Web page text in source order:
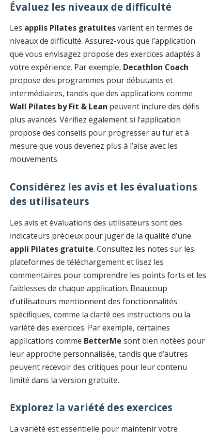
Évaluez les niveaux de difficulté
Les applis Pilates gratuitesvarient en termes de
niveaux de difficulté. Assurez-vous que l’application
que vous envisagez propose des exercices adaptés à
votre expérience. Par exemple, Decathlon Coach
propose des programmes pour débutants et
intermédiaires, tandis que des applications comme
Wall Pilates by Fit & Lean peuvent inclure des défis
plus avancés. Vérifiez également si l’application
propose des conseils pour progresser au fur et à
mesure que vous devenez plus à l’aise avec les
mouvements.
Considérez les avis et les évaluations
des utilisateurs
Les avis et évaluations des utilisateurs sont des
indicateurs précieux pour juger de la qualité d’une
appli Pilates gratuite. Consultez les notes sur les
plateformes de téléchargement et lisez les
commentaires pour comprendre les points forts et les
faiblesses de chaque application. Beaucoup
d’utilisateurs mentionnent des fonctionnalités
spécifiques, comme la clarté des instructions ou la
variété des exercices. Par exemple, certaines
applications comme BetterMe sont bien notées pour
leur approche personnalisée, tandis que d’autres
peuvent recevoir des critiques pour leur contenu
limité dans la version gratuite.
Explorez la variété des exercices
La variété est essentielle pour maintenir votre